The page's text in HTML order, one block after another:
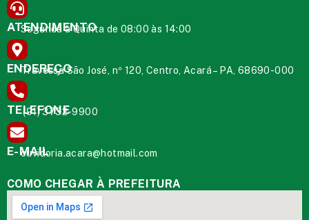
ATENDIMENTO
Segunda à Quinta de 08:00 às 14:00
ENDEREÇO
Travessa São José, nº 120, Centro, Acará – PA, 68690-000
TELEFONE
(91) 3732-9900
E-MAIL
ouvidoria.acara@hotmail.com
COMO CHEGAR À PREFEITURA